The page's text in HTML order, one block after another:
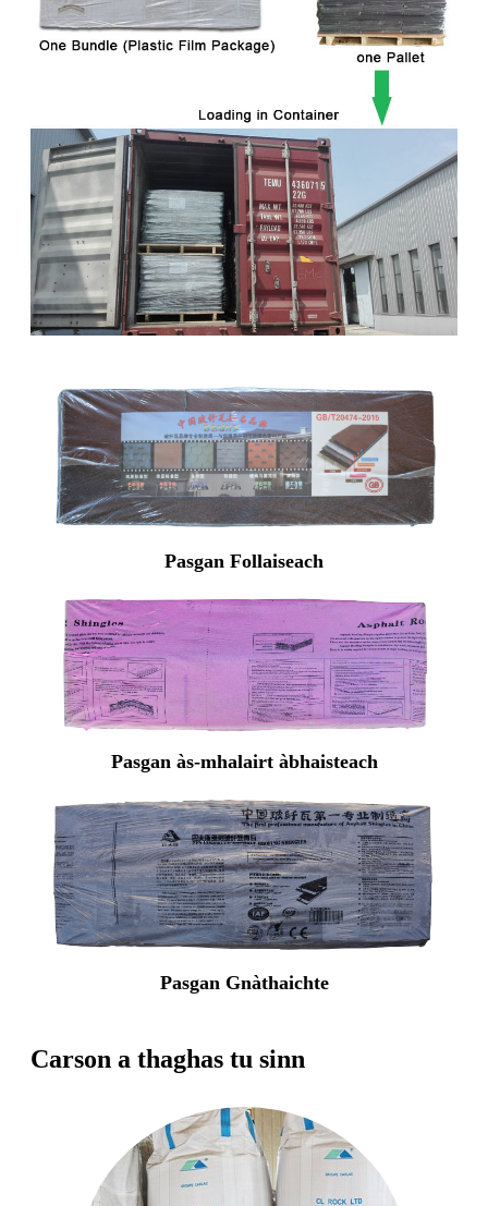
Pasgan Follaiseach
Pasgan às-mhalairt àbhaisteach
Pasgan Gnàthaichte
Carson a thaghas tu sinn